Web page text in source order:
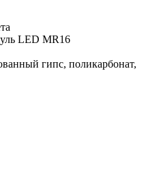
LED MR16
гипс, поликарбонат,